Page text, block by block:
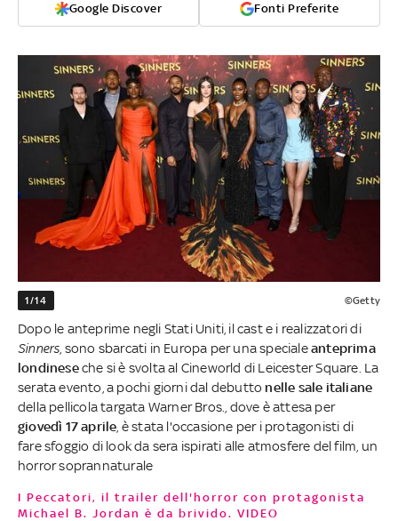
Google Discover Fonti Preferite
1/14 ©Getty
Dopo le anteprime negli Stati Uniti, il cast e i realizzatori di
Sinners , sono sbarcati in Europa per una specialeanteprima
londineseche si è svolta al Cineworld di Leicester Square. La
serata evento, a pochi giorni dal debutto nelle sale italiane
della pellicola targata Warner Bros., dove è attesa per
giovedì 17 aprile , è stata l'occasione per i protagonisti di
fare sfoggio di look da sera ispirati alle atmosfere del film, un
horror soprannaturale
I Peccatori, il trailer dell'horror con protagonista
Michael B. Jordan è da brivido. VIDEO